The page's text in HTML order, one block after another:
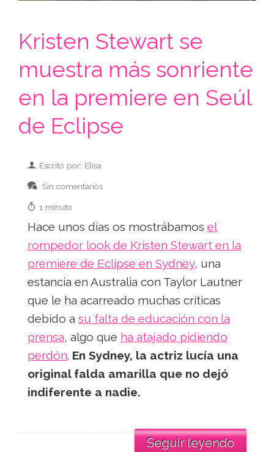
Kristen Stewart se
muestra más sonriente
en la premiere en Seúl
de Eclipse
Escrito por: Elisa
Sin comentarios
1 minuto
Hace unos días os mostrábamos el
rompedor look de Kristen Stewart en la
premiere de Eclipse en Sydney, una
estancia en Australia con Taylor Lautner
que le ha acarreado muchas críticas
debido a su falta de educación con la
prensa, algo que ha atajado pidiendo
perdón. En Sydney, la actriz lucía una
original falda amarilla que no dejó
indiferente a nadie.
Seguir leyendo